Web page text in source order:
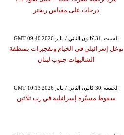
درجات على مقياس ريختر
GMT 09:40 2026 السبت ,31 كانون الثاني / يناير
توغل إسرائيلي في الخيام وتفجيرات بمنطقة
الشاليهات جنوب لبنان
GMT 10:13 2026 الجمعة ,30 كانون الثاني / يناير
سقوط مسيّرة إسرائيلية في رب ثلاثين